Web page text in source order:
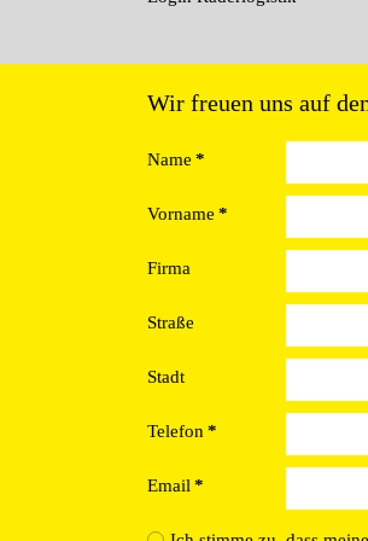
Wir freuen uns auf
Name *
Vorname *
Firma
Straße
Stadt
Telefon *
Email *